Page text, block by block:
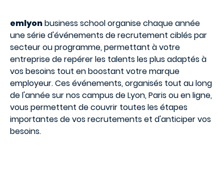
emlyonbusiness school organise chaque année
une série d'événements de recrutement ciblés par
secteur ou programme, permettant à votre
entreprise de repérer les talents les plus adaptés à
vos besoins tout en boostant votre marque
employeur. Ces événements,organisés tout au long
de l'année sur nos campus de Lyon, Paris ou en ligne,
vous permettent de couvrir toutes les étapes
importantes de vos recrutements et d'anticiper vos
besoins.